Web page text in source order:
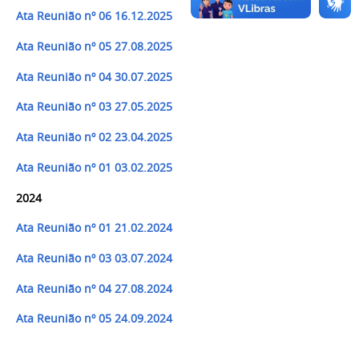
Ata Reunião nº 06 16.12.2025
Ata Reunião nº 05 27.08.2025
Ata Reunião nº 04 30.07.2025
Ata Reunião nº 03 27.05.2025
Ata Reunião nº 02 23.04.2025
Ata Reunião nº 01 03.02.2025
2024
Ata Reunião nº 01 21.02.2024
Ata Reunião nº 03 03.07.2024
Ata Reunião nº 04 27.08.2024
Ata Reunião nº 05 24.09.2024